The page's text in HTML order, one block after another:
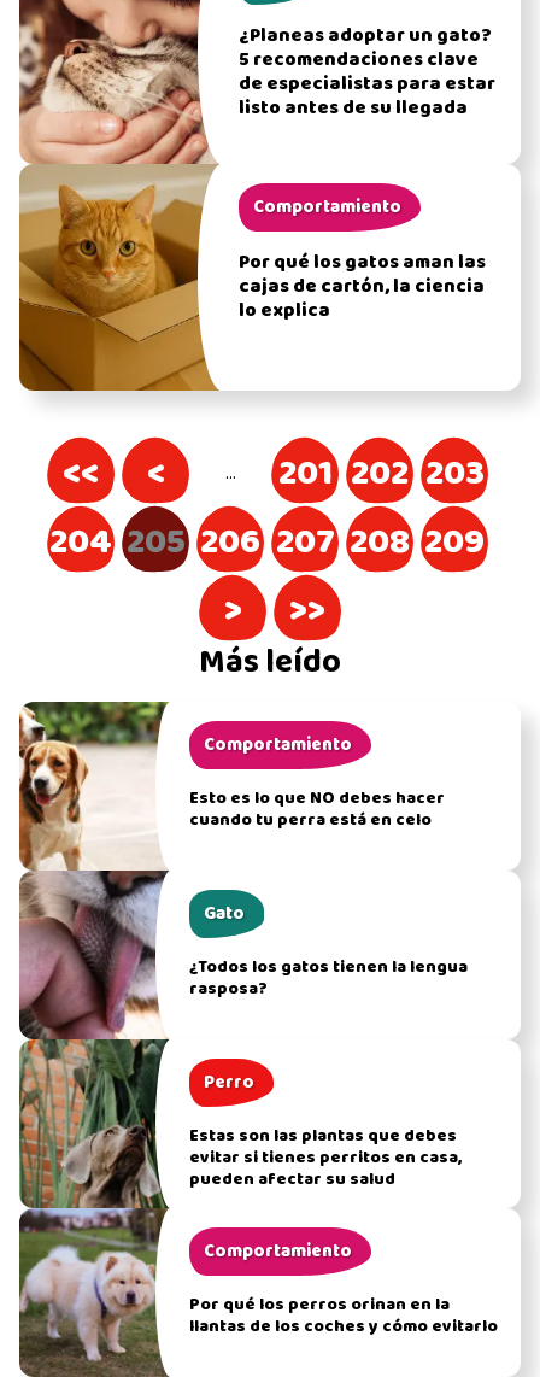
¿Planeas adoptar un gato?
5 recomendaciones clave
de especialistas para estar
listo antes de su llegada
Comportamiento
Por qué los gatos aman las
cajas de cartón, la ciencia
lo explica
<< < … 201 202 203
204 205 206 207 208 209
>
>>
Más leído
Comportamiento
Esto es lo que NO debes hacer
cuando tu perra está en celo
Gato
¿Todos los gatos tienen la lengua
rasposa?
Perro
Estas son las plantas que debes
evitar si tienes perritos en casa,
pueden afectar su salud
Comportamiento
Por qué los perros orinan en la
llantas de los coches y cómo evitarlo